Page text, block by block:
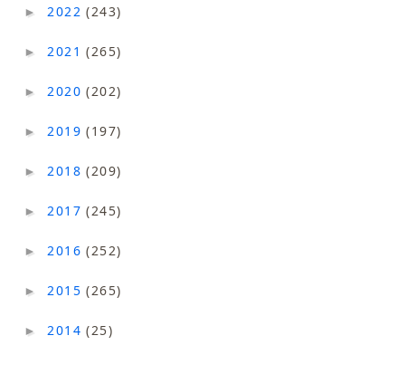
► 2022(243)
► 2021(265)
► 2020(202)
► 2019(197)
► 2018(209)
► 2017(245)
► 2016(252)
► 2015(265)
► 2014(25)